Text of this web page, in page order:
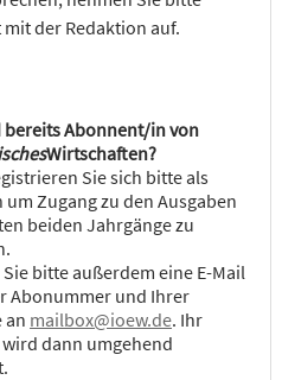
der Redaktion auf.
bereits Abonnent/in von
Wirtschaften?
Sie sich bitte als
um Zugang zu den Ausgaben
beiden Jahrgänge zu
bitte außerdem eine E-Mail
Abonummer und Ihrer
an mailbox@ioew.de. Ihr
dann umgehend